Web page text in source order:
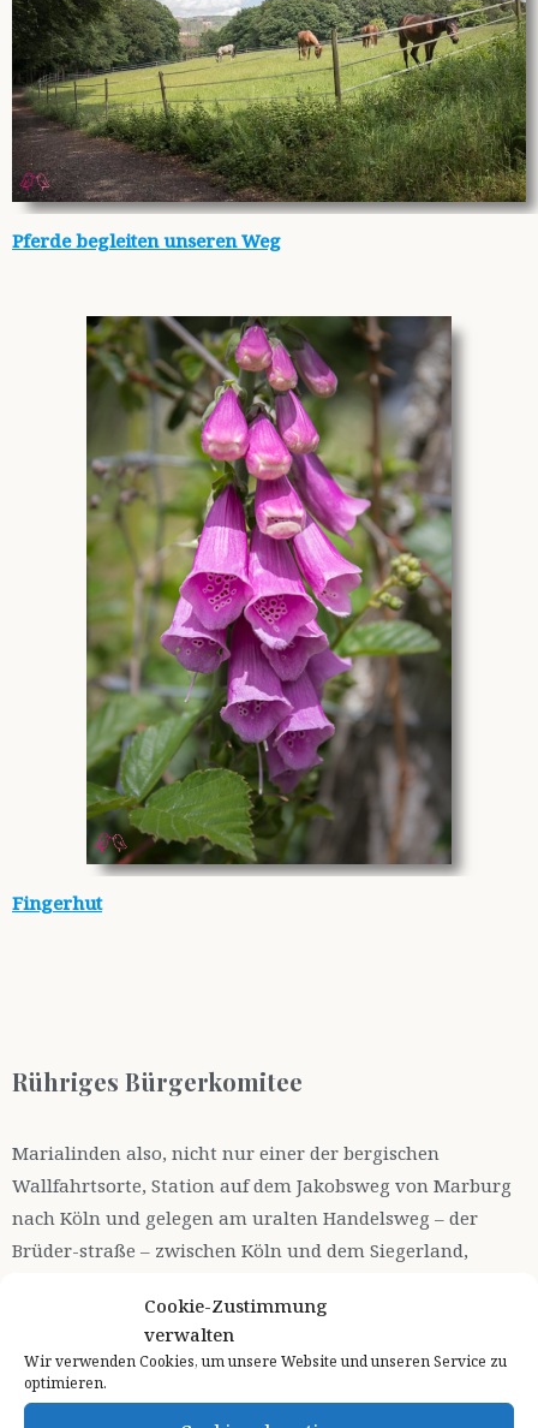
Cookie-Zustimmung
verwalten
Wir verwenden Cookies, um unsere Website und unseren Service zu
optimieren.
Pferde begleiten unseren Weg
Fingerhut
Rühriges Bürgerkomitee
Marialinden also, nicht nur einer der bergischen
Wallfahrtsorte, Station auf dem Jakobsweg von Marburg
nach Köln und gelegen am uralten Handelsweg – der
Brüder-straße – zwischen Köln und dem Siegerland,
– das ist heute unser Ziel. Die Luft ist lau, große
gutmütige Wolkenschiffe ziehen über den blauen Himmel
und meine Beine freuen sich auf viel Berg und Tal.